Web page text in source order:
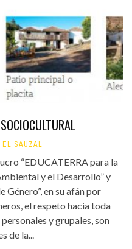
EL SAUZAL
“EDUCATERRA para la
y el Desarrollo” y
Género”, en su afán por
el respeto hacia toda
y grupales, son
de la...